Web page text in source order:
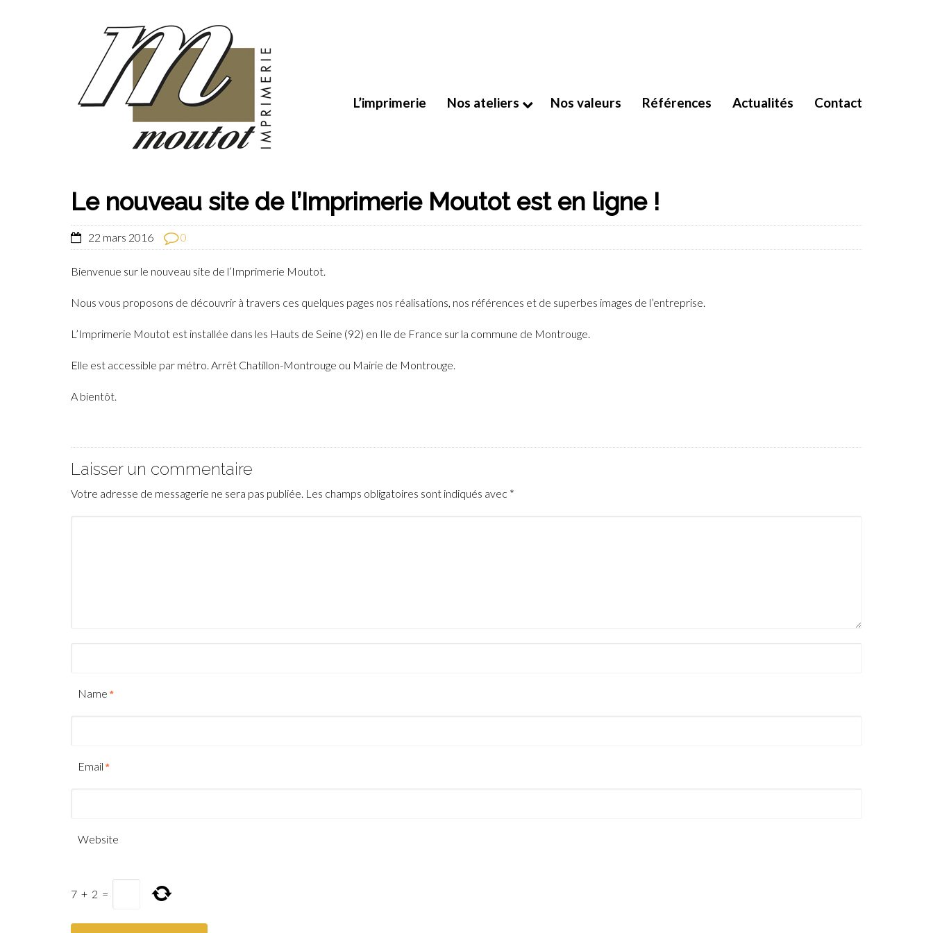
L’imprimerie Nos ateliers Nos valeurs Références Actualités Contact
Le nouveau site de l’Imprimerie Moutot est en ligne !
22 mars 2016 0
Bienvenue sur le nouveau site de l’Imprimerie Moutot.
Nous vous proposons de découvrir à travers ces quelques pages nos réalisations, nos références et de superbes images de l’entreprise.
L’Imprimerie Moutot est installée dans les Hauts de Seine (92) en Ile de France sur la commune de Montrouge.
Elle est accessible par métro. Arrêt Chatillon-Montrouge ou Mairie de Montrouge.
A bientôt.
Laisser un commentaire
Votre adresse de messagerie ne sera pas publiée. Les champs obligatoires sont indiqués avec *
Name *
Email *
Website
7 + 2 =